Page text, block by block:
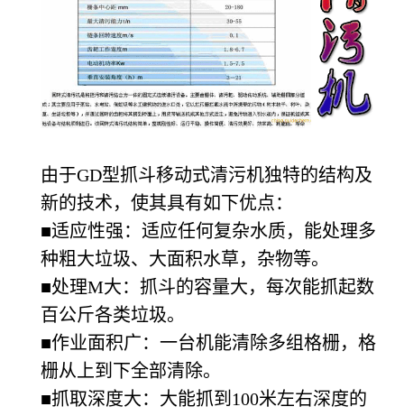
由于GD型抓斗移动式清污机独特的结构及
新的技术，使其具有如下优点：
■适应性强：适应任何复杂水质，能处理多
种粗大垃圾、大面积水草，杂物等。
■处理M大：抓斗的容量大，每次能抓起数
百公斤各类垃圾。
■作业面积广：一台机能清除多组格栅，格
栅从上到下全部清除。
■抓取深度大：大能抓到100米左右深度的